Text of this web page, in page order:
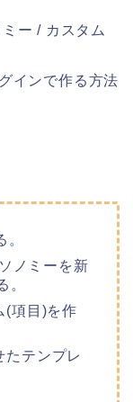
ー / カスタム
インで作る方法
ノミーを新
。
(項目)を作
たテンプレ